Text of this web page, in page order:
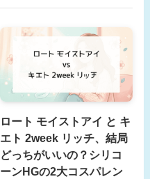
ロート モイストアイ と キ
エト 2week リッチ、結局
どっちがいいの？シリコ
ーンHGの2大コスパレン